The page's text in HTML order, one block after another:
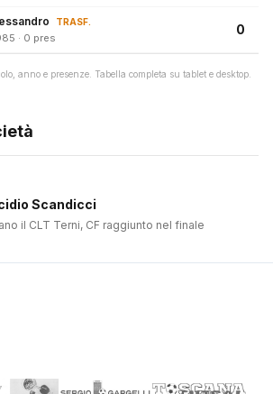
TRASF.
· 0 pres
0
anno e presenze. Tabella completa su tablet e desktop.
Scandicci
il CLT Terni, CF raggiunto nel finale